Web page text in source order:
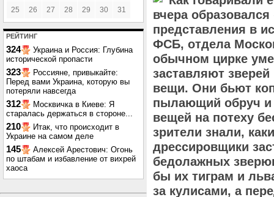
25 26 27 28 29 30 31
РЕЙТИНГ
324
Украина и Россия: Глубина
исторической пропасти
323
Россияне, привыкайте:
Перед вами Украина, которую вы
потеряли навсегда
312
Москвичка в Киеве: Я
старалась держаться в стороне...
210
Итак, что происходит в
Украине на самом деле
145
Алексей Арестович: Огонь
по штабам и избавление от вихрей
хаоса
вчера
представления в
ФСБ, отдела
обычном цирке
заставляют
вещи. Они бьют
пылающий обруч и
вещей на потеху
зрители знали,
дрессировщики
бедолажных
бы их тиграм и
за кулисами, а